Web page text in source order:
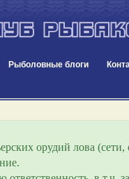
Рыболовные блоги
орудий лова